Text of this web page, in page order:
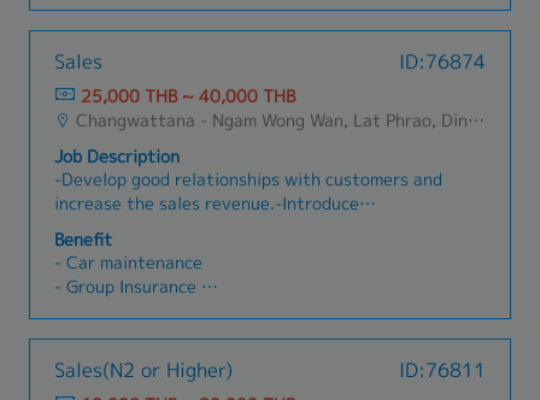
เคลียร์Details ประเมินงบประมาณเบื้องต้น เพื่อให้อยู่
เข้าใจตรงกันเกี่ยวกับงานที่ต้องทำ และส่งมอบใน
แต่ละวัน-ติดต่อประสานงานกับลูกค้า , ทีมช่าง ,
Designer , Supplier , และสมาชิกในทีมเพื่ออัปเดต
ความคืบหน้าของโครงการอยู่เสมอ
- ประกันสุขภาพ/ประกันอุบัติเหตุ/ประกันสังคม
- Outing ประจำปี
Sales ID:76874
25,000 THB ~ 40,000 THB
Changwattana - Ngam Wong Wan, Lat Phrao, Din Daeng/Vibhavadi/Don Muang, Sai Mai, Lak Si
Job Description
-Develop good relationships with customers and
increase the sales revenue.-Introduce
appropriate lighting solutions as well as vision
components to customers to enhance the
market share.-Plan and execute the daily sales
activities and achieve the monthly sales
target.-Maintain and grow the existing business
assigned territories.-Support and drive
Benefit
- Car maintenance
- Group Insurance
Sales(N2 or Higher) ID:76811